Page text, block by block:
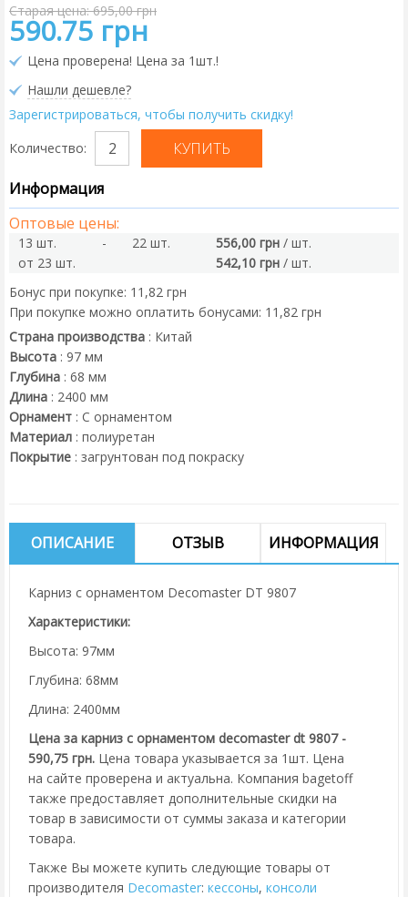
Старая цена: 695,00 грн
590.75 грн
Цена проверена! Цена за 1шт.!
Нашли дешевле?
Зарегистрироваться, чтобы получить скидку!
Количество:
Информация
Оптовые цены:
13 шт. - 22 шт. 556,00 грн / шт.
от 23 шт.
542,10 грн / шт.
Бонус при покупке: 11,82 грн
При покупке можно оплатить бонусами: 11,82 грн
Страна производства : Китай
Высота : 97 мм
Глубина : 68 мм
Длина : 2400 мм
Орнамент : С орнаментом
Материал : полиуретан
Покрытие : загрунтован под покраску
ОПИСАНИЕ ОТЗЫВ ИНФОРМАЦИЯ
Карниз с орнаментом Decomaster DT 9807
Характеристики:
Высота: 97мм
Глубина: 68мм
Длина: 2400мм
Цена за карниз с орнаментом decomaster dt 9807 -
590,75 грн. Цена товара указывается за 1шт. Цена
на сайте проверена и актуальна. Компания bagetoff
также предоставляет дополнительные скидки на
товар в зависимости от суммы заказа и категории
товара.
Также Вы можете купить следующие товары от
производителя Decomaster: кессоны, консоли